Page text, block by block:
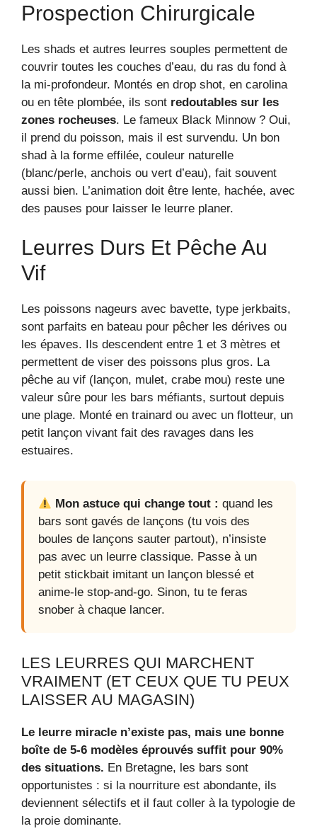
Prospection Chirurgicale
Les shads et autres leurres souples permettent de
couvrir toutes les couches d’eau, du ras du fond à
la mi-profondeur. Montés en drop shot, en carolina
ou en tête plombée, ils sont redoutables sur les
zones rocheuses. Le fameux Black Minnow ? Oui,
il prend du poisson, mais il est survendu. Un bon
shad à la forme effilée, couleur naturelle
(blanc/perle, anchois ou vert d’eau), fait souvent
aussi bien. L’animation doit être lente, hachée, avec
des pauses pour laisser le leurre planer.
Leurres Durs Et Pêche Au
Vif
Les poissons nageurs avec bavette, type jerkbaits,
sont parfaits en bateau pour pêcher les dérives ou
les épaves. Ils descendent entre 1 et 3 mètres et
permettent de viser des poissons plus gros. La
pêche au vif (lançon, mulet, crabe mou) reste une
valeur sûre pour les bars méfiants, surtout depuis
une plage. Monté en trainard ou avec un flotteur, un
petit lançon vivant fait des ravages dans les
estuaires.
Mon astuce qui change tout : quand les
bars sont gavés de lançons (tu vois des
boules de lançons sauter partout), n’insiste
pas avec un leurre classique. Passe à un
petit stickbait imitant un lançon blessé et
anime-le stop-and-go. Sinon, tu te feras
snober à chaque lancer.
LES LEURRES QUI MARCHENT
VRAIMENT (ET CEUX QUE TU PEUX
LAISSER AU MAGASIN)
Le leurre miracle n’existe pas, mais une bonne
boîte de 5-6 modèles éprouvés suffit pour 90%
des situations. En Bretagne, les bars sont
opportunistes : si la nourriture est abondante, ils
deviennent sélectifs et il faut coller à la typologie de
la proie dominante.